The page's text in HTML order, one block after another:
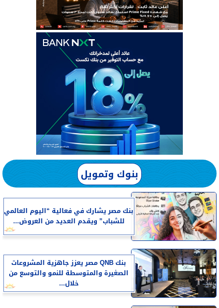
بنوك وتمويل
بنك مصر يشارك في فعالية “اليوم العالمي
للشباب” ويقدم العديد من العروض...
بنك QNB مصر يعزز جاهزية المشروعات
الصغيرة والمتوسطة للنمو والتوسع من
خلال...